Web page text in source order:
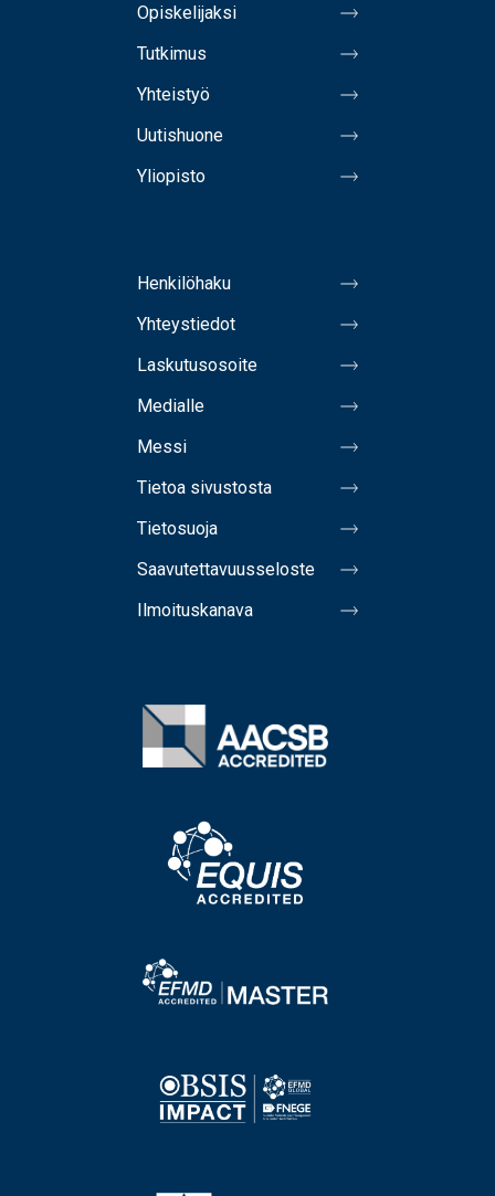
Opiskelijaksi
Tutkimus
Yhteistyö
Uutishuone
Yliopisto
Henkilöhaku
Yhteystiedot
Laskutusosoite
Medialle
Messi
Tietoa sivustosta
Tietosuoja
Saavutettavuusseloste
Ilmoituskanava
Image
Image
Image
Image